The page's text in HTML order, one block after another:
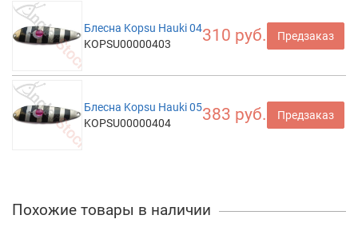
Блесна Kopsu Hauki 04
KOPSU00000403
310 руб. Предзаказ
Блесна Kopsu Hauki 05
KOPSU00000404
383 руб. Предзаказ
Похожие товары в наличии